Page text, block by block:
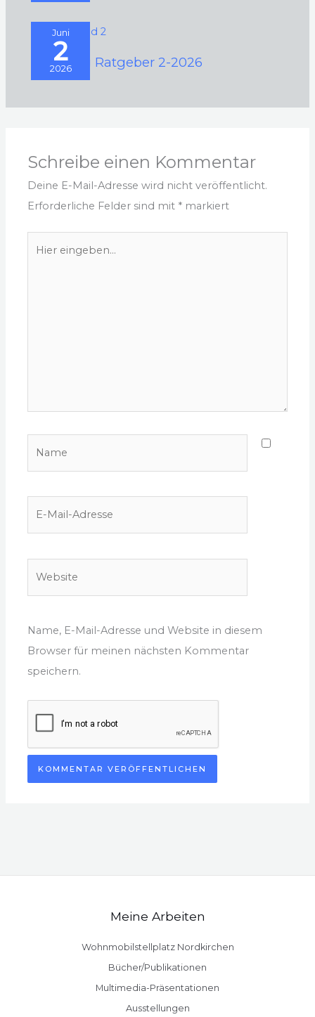
Juni
2
2026
Camping Ratgeber 2-2026
Schreibe einen Kommentar
Deine E-Mail-Adresse wird nicht veröffentlicht.
Erforderliche Felder sind mit * markiert
Name, E-Mail-Adresse und Website in diesem
Browser für meinen nächsten Kommentar
speichern.
Meine Arbeiten
Wohnmobilstellplatz Nordkirchen
Bücher/Publikationen
Multimedia-Präsentationen
Ausstellungen